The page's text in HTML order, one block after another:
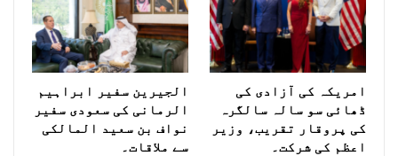
امریکہ کی آزادی کی
ڈھائی سو سالہ سالگرہ
کی پروقار تقریب، وزیر
اعظم کی شرکت۔
الجیرین سفیر ابراہیم
الرمانی کی سعودی سفیر
نواف بن سعید المالکی
سے ملاقات۔